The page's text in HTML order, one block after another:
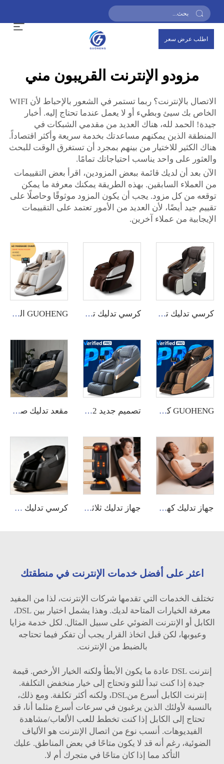
اطلب عرض سعر
مزودو الإنترنت القريبون مني
الاتصال بالإنترنت؟ ربما تستمر في الشعور بالإحباط لأن WIFI
الخاص بك سيئ وبطيء أو لا يعمل عندما تحتاج إليه. أخبار
جيدة! الحمد لله، هناك العديد من مقدمي الشبكات في
المنطقة الذين يمكنهم مساعدتك بخدمة سريعة وأكثر اقتصاداً.
هناك الكثير للاختيار من بينهم بمجرد أن تستغرق الوقت للبحث
والعثور على واحد يناسب احتياجاتك تمامًا.
الآن بعد أن لديك قائمة ببعض المزودين، اقرأ بعض التقييمات
من العملاء السابقين. بهذه الطريقة يمكنك معرفة ما يمكن
توقعه من كل مزود. يجب أن يكون المزود موثوقًا وحاصلًا على
تقييم جيد أيضًا، لأن العديد من الأمور تعتمد على التقييمات
الإيجابية من عملاء آخرين.
كرسي تدليك تجاري لجميع أنحاء الجسم من GUOHENG مع نظام تطبيق. كرسي تدليك تجاري ثلاثي الأبعاد من GUOHENG بميزة إدارة خلفية عبر التطبيق. GUOHENG الجملة كرسي تدليك فاخر ذكي A10 5D صفر جاذبية مع التحكم الصوتي AI
GUOHENG كرسي تدليك كهربائي كامل الجسم مع وظيفة التدفئة الذكية وأساليب التمديد التايلاندي ووظيفة الروبوت ثلاثي الأبعاد ومسار SL ووضعية الجاذبية الصفرية وتقنية التدليك بالنقر الشيتسو تصميم جديد 2022، كرسي تدليك ghe، كرسي تدليك بوضعية الجاذبية الصفرية 8D، بيع جهاز تدليك للجسم مقعد تدليك صيني أفضل مقعد كهربائي بزاوية 0 درجة مع مسار جانبي SL للتدليك الكامل للجسم لعام 2023 للجسم
جهاز تدليك كهربائي محمول للرقبة والظهر بنظام الشياتسو، لتخفيف الألم مع تدفئة مريحة جهاز تدليك ثلاثي الوظائف للظهر والرقبة بنظام الشياتسو مع تدفئة مريحة، آلة تدليك كرسي تدليك 5D 2026 فاخر مع ذكاء اصطناعي وموسيقى، شياتسو، تدليك كامل للجسم، جاذبية صفرية، أفضل جودة، كرسي تدليك بالضغط الهوائي مع تدليك القدم
اعثر على أفضل خدمات الإنترنت في منطقتك
تختلف الخدمات التي تقدمها شركات الإنترنت، لذا من المفيد
معرفة الخيارات المتاحة لديك. وهذا يشمل اختيار بين DSL،
الكابل أو الإنترنت الضوئي على سبيل المثال. لكل خدمة مزايا
وعيوبها، لكن قبل اتخاذ القرار يجب أن تفكر فيما تحتاجه
بالضبط من الإنترنت.
إنترنت DSL عادة ما يكون الأبطأ ولكنه الخيار الأرخص. قيمة
جيدة إذا كنت تبدأ للتو وتحتاج إلى خيار منخفض التكلفة.
إنترنت الكابل أسرع منDSL، ولكنه أكثر تكلفة. ومع ذلك،
بالنسبة لأولئك الذين يرغبون في سرعات أسرع مثلما أنا، قد
تحتاج إلى الكابل إذا كنت تخطط للعب الألعاب/مشاهدة
الفيديوهات. أنسب نوع من اتصال الإنترنت هو الألياف
الضوئية، رغم أنه قد لا يكون متاحًا في بعض المناطق. عليك
التأكد مما إذا كان متاحًا في متجرك أم لا.